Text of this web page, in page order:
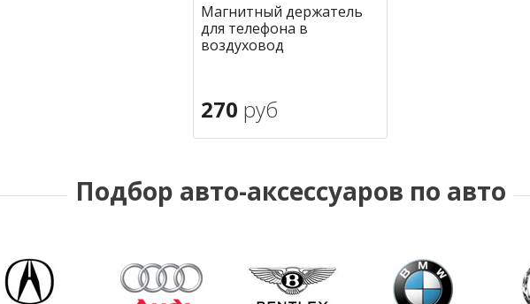
Магнитный держатель
для телефона в
воздуховод
270 руб
В корзину
Подбор авто-аксессуаров по авто